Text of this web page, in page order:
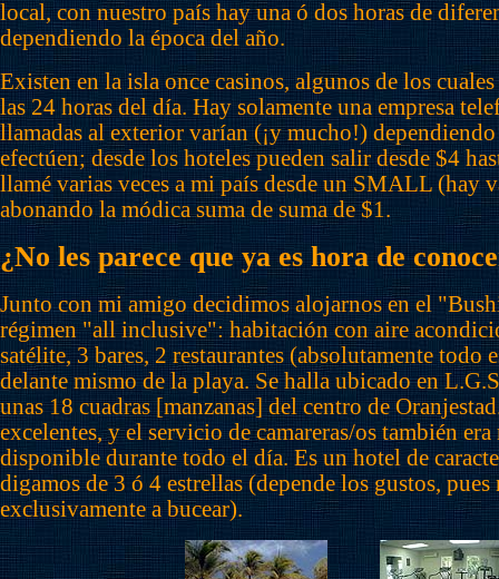
local, con nuestro país hay una ó dos horas de
dependiendo la época del año.
Existen en la isla once casinos, algunos de los
las 24 horas del día. Hay solamente una empresa
llamadas al exterior varían (¡y mucho!) dependiendo
efectúen; desde los hoteles pueden salir desde $4
llamé varias veces a mi país desde un SMALL (hay
abonando la módica suma de suma de $1.
¿No les parece que ya es hora de
Junto con mi amigo decidimos alojarnos en el
régimen "all inclusive": habitación con aire
satélite, 3 bares, 2 restaurantes (absolutamente todo
delante mismo de la playa. Se halla ubicado en
unas 18 cuadras [manzanas] del centro de
excelentes, y el servicio de camareras/os también
disponible durante todo el día. Es un hotel de
digamos de 3 ó 4 estrellas (depende los gustos,
exclusivamente a bucear).